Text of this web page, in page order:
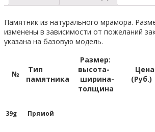
Памятник из натурального мрамора.
изменены в зависимости от пожеланий
указана на базовую модель.
№
Тип
памятника
Размер:
высота-
ширина-
толщина
Цена
(Руб.)
39g Прямой